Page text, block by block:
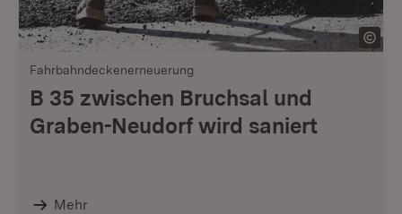
Fahrbahndeckenerneuerung
B 35 zwischen Bruchsal und
Graben-Neudorf wird saniert
Mehr